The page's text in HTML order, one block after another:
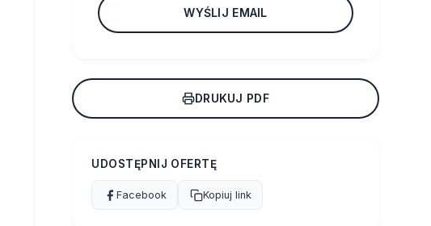
WYŚLIJ EMAIL
DRUKUJ PDF
UDOSTĘPNIJ OFERTĘ
Facebook Kopiuj link